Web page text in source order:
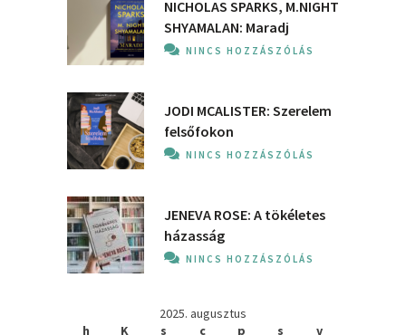
NICHOLAS SPARKS, M.NIGHT
SHYAMALAN: Maradj
NINCS HOZZÁSZÓLÁS
JODI MCALISTER: Szerelem
felsőfokon
NINCS HOZZÁSZÓLÁS
JENEVA ROSE: A ​tökéletes
házasság
NINCS HOZZÁSZÓLÁS
2025. augusztus
h
K s c p s
v